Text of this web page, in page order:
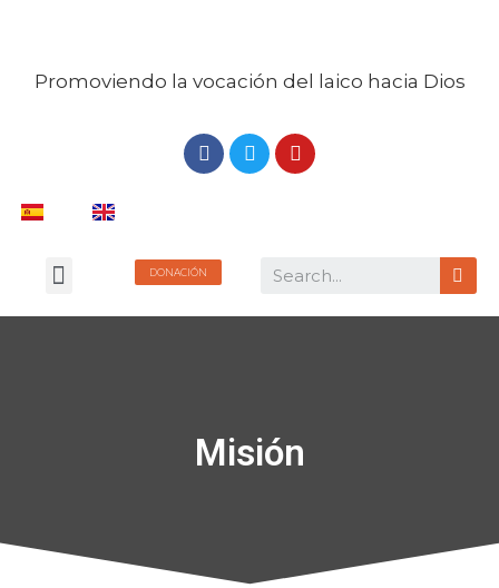
Promoviendo la vocación del laico hacia Dios
DONACIÓN
Misión